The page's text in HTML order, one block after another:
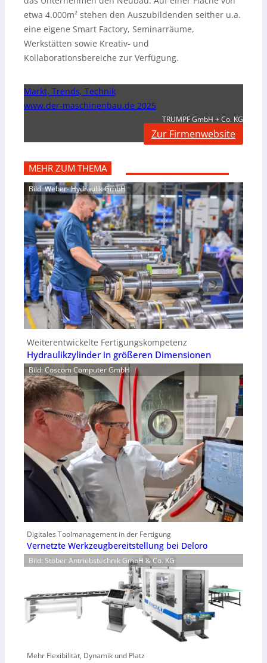
etwa 4.000m² stehen den Auszubildenden seither u.a.
eine eigene Smart Factory, Seminarräume,
Werkstätten sowie Kreativ- und
Kollaborationsbereiche zur Verfügung.
Markt, Trends, Technik
www.der-maschinenbau.de 2025
TRUMPF GmbH + Co. KG
Zur Firmenwebsite
MEHR ZUM THEMA
Bild: Weber- Hydraulik GmbH
Weiterentwickelte Fertigungskompetenz
Hydraulikzylinder in größeren Dimensionen
Bild: Coscom Computer GmbH
Digitales Toolmanagement in der Fertigung
Vernetzte Werkzeugbereitstellung bei Deloro
Bild: Stöber Antriebstechnik GmbH & Co. KG
Mehr Flexibilität, Dynamik und Platz